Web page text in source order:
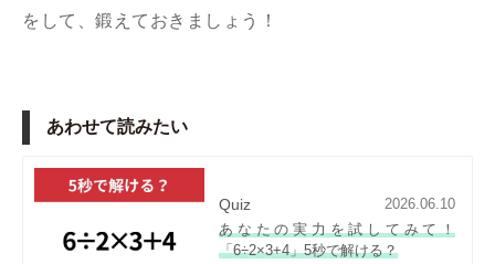
をして、鍛えておきましょう！
あわせて読みたい
Quiz
2026.06.10
あなたの実力を試してみて！
「6÷2×3+4」5秒で解ける？